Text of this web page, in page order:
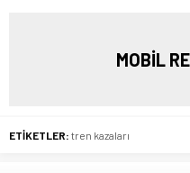
MOBİL
ETİKETLER: tren kazaları